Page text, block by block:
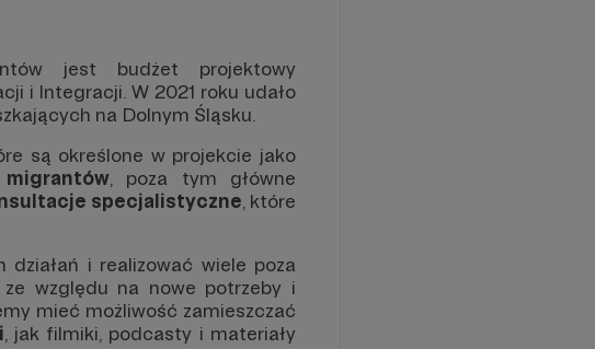
jest budżet projektowy
i Integracji. W 2021 roku udało
na Dolnym Śląsku.
są określone w projekcie jako
, poza tym główne
specjalistyczne , które
działań i realizować wiele poza
względu na nowe potrzeby i
mieć możliwość zamieszczać
, jak filmiki, podcasty i materiały